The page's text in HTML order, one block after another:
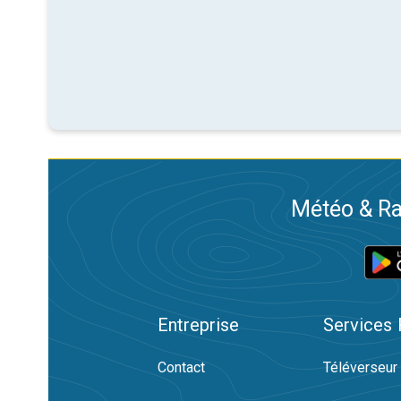
Météo &
Entreprise
Contact
Services
Téléverseur